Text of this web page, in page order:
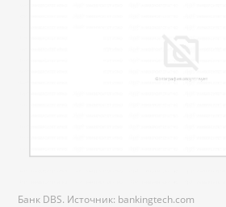
Банк DBS. Источник: bankingtech.com